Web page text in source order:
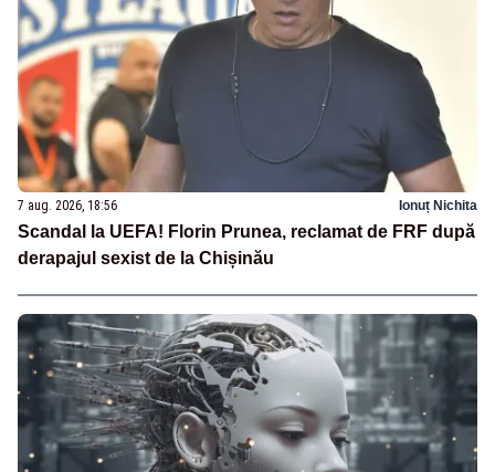
7 aug. 2026, 18:56 Ionuț Nichita
Scandal la UEFA! Florin Prunea, reclamat de FRF după
derapajul sexist de la Chișinău